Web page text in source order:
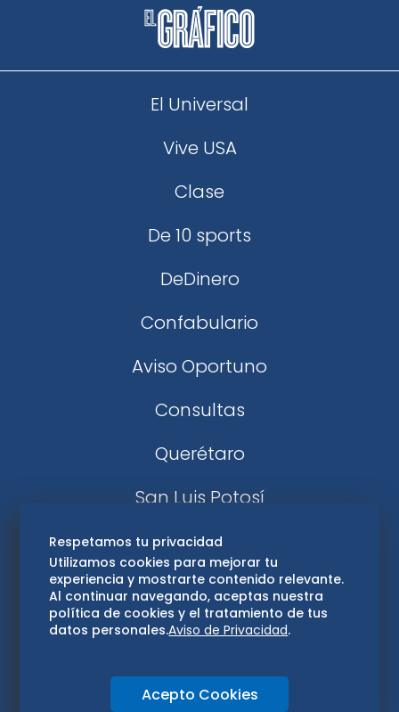
El Universal
Vive USA
Clase
De 10 sports
DeDinero
Confabulario
Aviso Oportuno
Consultas
Querétaro
San Luis Potosí
Edomex
Consultas
Hidalgo
Oaxaca
Respetamos tu privacidad
Utilizamos cookies para mejorar tu
experiencia y mostrarte contenido relevante.
Al continuar navegando, aceptas nuestra
política de cookies y el tratamiento de tus
datos personales.Aviso de Privacidad.
Acepto Cookies